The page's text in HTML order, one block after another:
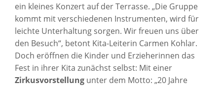
ein kleines Konzert auf der Terrasse. „Die Gruppe
kommt mit verschiedenen Instrumenten, wird für
leichte Unterhaltung sorgen. Wir freuen uns über
den Besuch“, betont Kita-Leiterin Carmen Kohlar.
Doch eröffnen die Kinder und Erzieherinnen das
Fest in ihrer Kita zunächst selbst: Mit einer
Zirkusvorstellung unter dem Motto: „20 Jahre